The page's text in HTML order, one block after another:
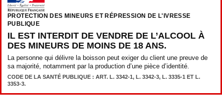
PROTECTION DES MINEURS ET RÉPRESSION DE L'IVRESSE
PUBLIQUE
IL EST INTERDIT DE VENDRE DE L’ALCOOL À
DES MINEURS DE MOINS DE 18 ANS.
La personne qui délivre la boisson peut exiger du client une preuve de
sa majorité, notamment par la production d’une pièce d’identité.
CODE DE LA SANTÉ PUBLIQUE : ART. L. 3342-1, L. 3342-3, L. 3335-1 ET L.
3353-3.